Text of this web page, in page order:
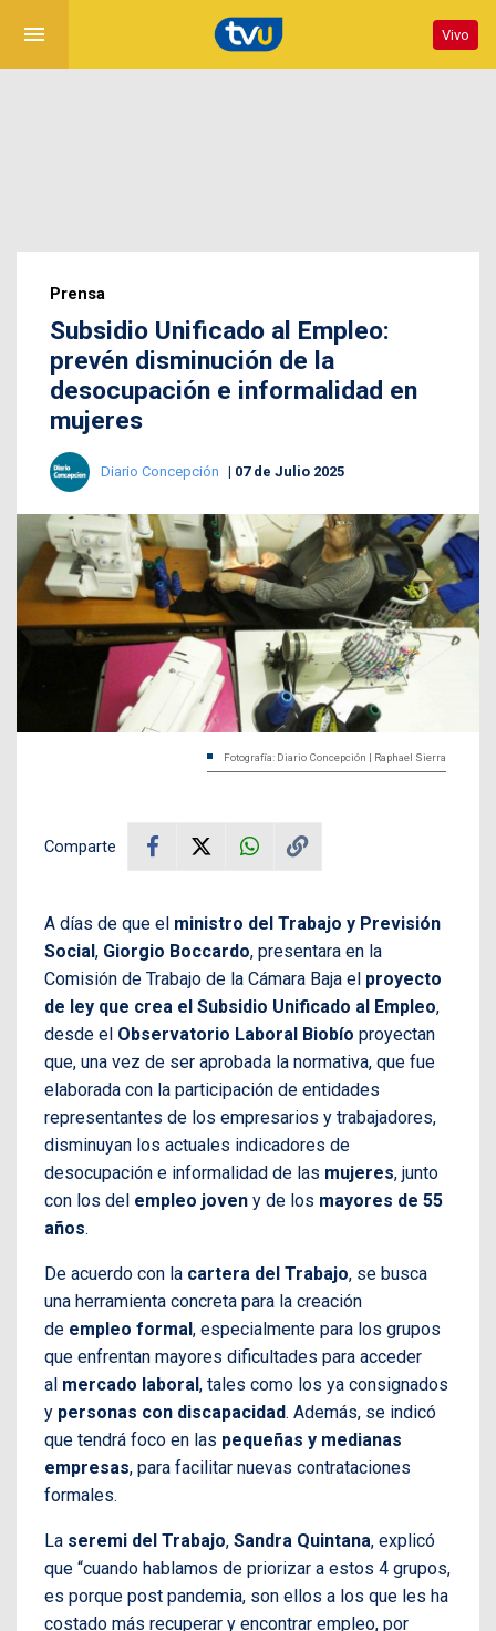
menu Vivo
Prensa
Subsidio Unificado al Empleo:
prevén disminución de la
desocupación e informalidad en
mujeres
Diario Concepción 07 de Julio 2025
Fotografía: Diario Concepción | Raphael Sierra
Comparte
A días de que el ministro del Trabajo y Previsión
Social, Giorgio Boccardo, presentara en la
Comisión de Trabajo de la Cámara Baja el proyecto
de ley que crea el Subsidio Unificado al Empleo,
desde el Observatorio Laboral Biobío proyectan
que, una vez de ser aprobada la normativa, que fue
elaborada con la participación de entidades
representantes de los empresarios y trabajadores,
disminuyan los actuales indicadores de
desocupación e informalidad de las mujeres, junto
con los del empleo joven y de los mayores de 55
años.
De acuerdo con la cartera del Trabajo, se busca
una herramienta concreta para la creación
de empleo formal, especialmente para los grupos
que enfrentan mayores dificultades para acceder
al mercado laboral, tales como los ya consignados
y personas con discapacidad. Además, se indicó
que tendrá foco en las pequeñas y medianas
empresas, para facilitar nuevas contrataciones
formales.
La seremi del Trabajo, Sandra Quintana, explicó
que “cuando hablamos de priorizar a estos 4 grupos,
es porque post pandemia, son ellos a los que les ha
costado más recuperar y encontrar empleo, por